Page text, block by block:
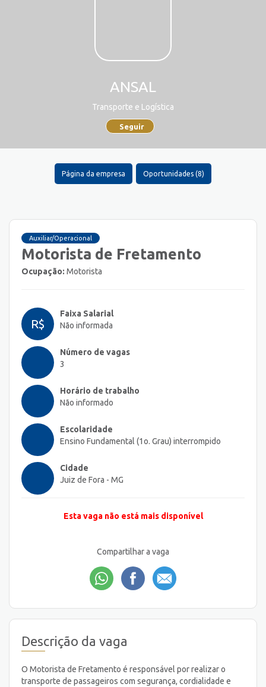
ANSAL
Transporte e Logística
Seguir
Página da empresa Oportunidades (8)
Auxiliar/Operacional
Motorista de Fretamento
Ocupação: Motorista
R$
Faixa Salarial
Não informada
Número de vagas
3
Horário de trabalho
Não informado
Escolaridade
Ensino Fundamental (1o. Grau) interrompido
Cidade
Juiz de Fora - MG
Esta vaga não está mais disponível
Compartilhar a vaga
Descrição da vaga
O Motorista de Fretamento é responsável por realizar o
transporte de passageiros com segurança, cordialidade e